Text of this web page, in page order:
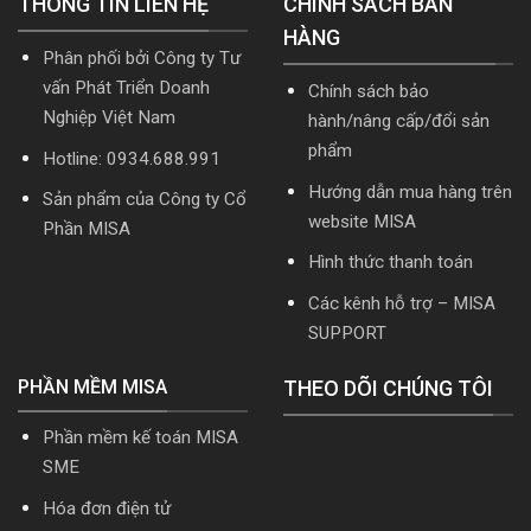
nhất
2026
nhật
TT99/2025
Download
Phân phối bởi Công ty Tư
vấn Phát Triển Doanh
Nghiệp Việt Nam
Hotline: 0934.688.991
Sản phẩm của Công ty Cổ
Phần MISA
HÀNG
Chính sách bảo
hành/nâng cấp/đổi sản
phẩm
Hướng dẫn mua hàng trên
website MISA
Hình thức thanh toán
Các kênh hỗ trợ – MISA
SUPPORT
PHẦN MỀM MISA
Phần mềm kế toán MISA
SME
Hóa đơn điện tử
THEO DÕI CHÚNG TÔI